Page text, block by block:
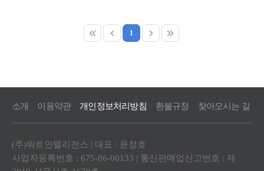
1
소개 이용약관 개인정보처리방침 환불규정 찾아오시는 길
(주)워트인텔리전스 | 대표 : 윤정호
사업자등록번호 : 675-86-00133 | 통신판매업신고번호 : 제